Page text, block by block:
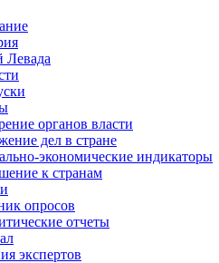
органов власти
дел в стране
экономические индикаторы
к странам
опросов
отчеты
экспертов